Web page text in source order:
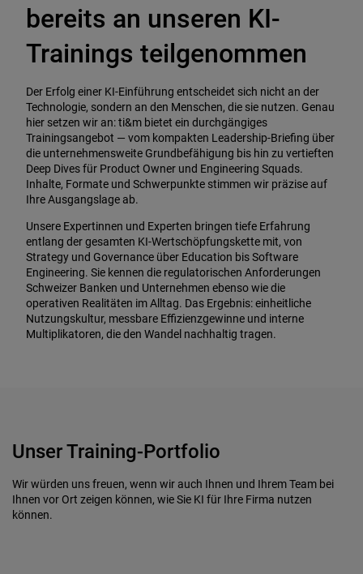
bereits an unseren KI-
Trainings teilgenommen
Der Erfolg einer KI-Einführung entscheidet sich nicht an der
Technologie, sondern an den Menschen, die sie nutzen. Genau
hier setzen wir an: ti&m bietet ein durchgängiges
Trainingsangebot — vom kompakten Leadership-Briefing über
die unternehmensweite Grundbefähigung bis hin zu vertieften
Deep Dives für Product Owner und Engineering Squads.
Inhalte, Formate und Schwerpunkte stimmen wir präzise auf
Ihre Ausgangslage ab.
Unsere Expertinnen und Experten bringen tiefe Erfahrung
entlang der gesamten KI-Wertschöpfungskette mit, von
Strategy und Governance über Education bis Software
Engineering. Sie kennen die regulatorischen Anforderungen
Schweizer Banken und Unternehmen ebenso wie die
operativen Realitäten im Alltag. Das Ergebnis: einheitliche
Nutzungskultur, messbare Effizienzgewinne und interne
Multiplikatoren, die den Wandel nachhaltig tragen.
Unser Training-Portfolio
Wir würden uns freuen, wenn wir auch Ihnen und Ihrem Team bei
Ihnen vor Ort zeigen können, wie Sie KI für Ihre Firma nutzen
können.